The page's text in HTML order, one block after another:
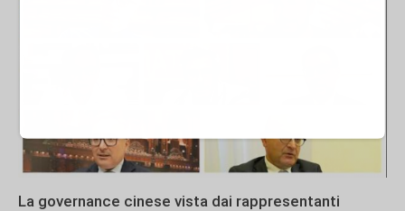
La governance cinese vista dai rappresentanti